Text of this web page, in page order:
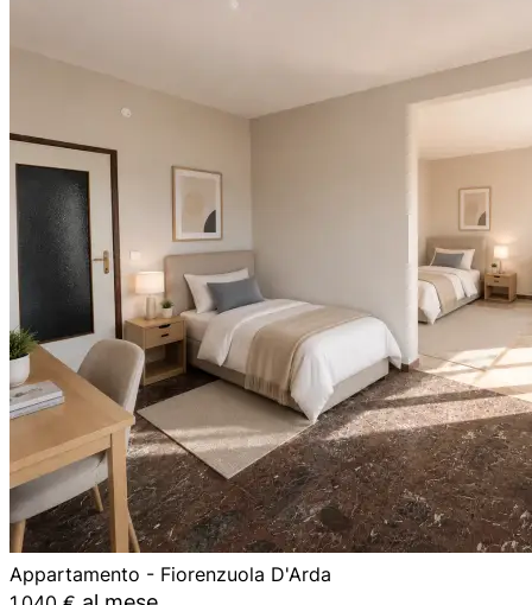
Appartamento - Fiorenzuola D'Arda